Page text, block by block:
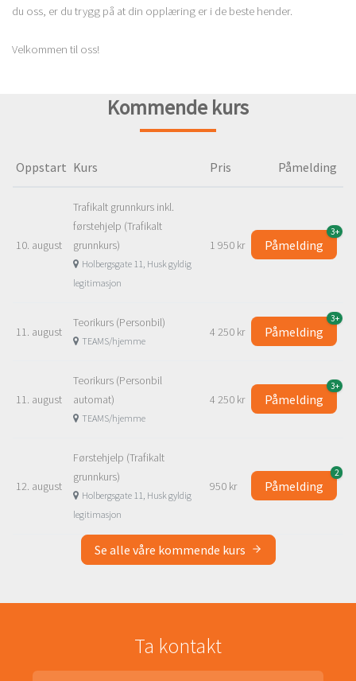
du oss, er du trygg på at din opplæring er i de beste hender.
Velkommen til oss!
Kommende kurs
Oppstart Kurs Pris Påmelding
10. august
Trafikalt grunnkurs inkl.
førstehjelp (Trafikalt
grunnkurs)
Holbergsgate 11, Husk gyldig
legitimasjon
1 950 kr Påmelding
3+
11. august
Teorikurs (Personbil)
TEAMS/hjemme
4 250 kr Påmelding
3+
11. august
Teorikurs (Personbil
automat)
TEAMS/hjemme
4 250 kr Påmelding
3+
12. august
Førstehjelp (Trafikalt
grunnkurs)
Holbergsgate 11, Husk gyldig
legitimasjon
950 kr Påmelding
2
Se alle våre kommende kurs
Ta kontakt